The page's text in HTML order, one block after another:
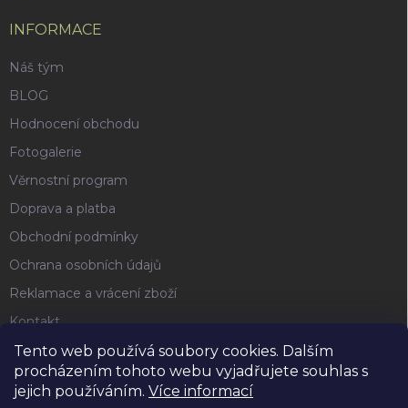
Tento web používá soubory cookies. Dalším
procházením tohoto webu vyjadřujete souhlas s
jejich používáním. Více informací
INFORMACE
Náš tým
BLOG
Hodnocení obchodu
Fotogalerie
Věrnostní program
Doprava a platba
Obchodní podmínky
Ochrana osobních údajů
Reklamace a vrácení zboží
Kontakt
FACEBOOK